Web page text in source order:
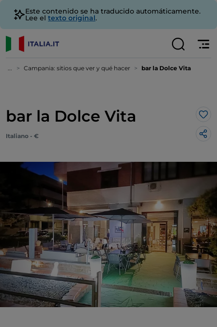
Este contenido se ha traducido automáticamente.
Lee el texto original.
... Campania: sitios que ver y qué hacer bar la Dolce Vita
bar la Dolce Vita Me
Italiano - €